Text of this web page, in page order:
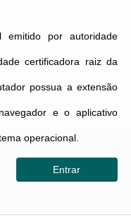
emitido por autoridade
certificadora raiz da
possua a extensão
e o aplicativo
operacional.